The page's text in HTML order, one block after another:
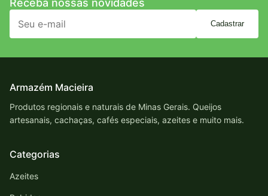
Cadastrar
Armazém Macieira
Produtos regionais e naturais de Minas Gerais. Queijos
artesanais, cachaças, cafés especiais, azeites e muito mais.
Categorias
Azeites